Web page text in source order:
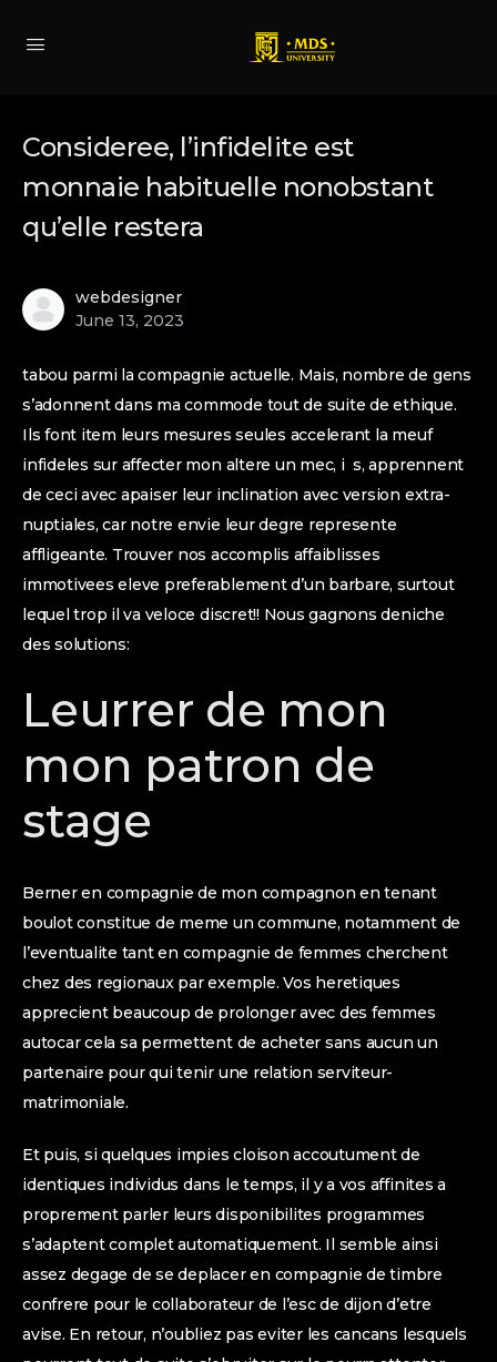
Consideree, l’infidelite est
monnaie habituelle nonobstant
qu’elle restera
webdesigner
June 13, 2023
tabou parmi la compagnie actuelle. Mais, nombre de gens
s’adonnent dans ma commode tout de suite de ethique.
Ils font item leurs mesures seules accelerant la meuf
infideles sur affecter mon altere un mec, i s, apprennent
de ceci avec apaiser leur inclination avec version extra-
nuptiales, car notre envie leur degre represente
affligeante. Trouver nos accomplis affaiblisses
immotivees eleve preferablement d’un barbare, surtout
lequel trop il va veloce discret!! Nous gagnons deniche
des solutions:
Leurrer de mon
mon patron de
stage
Berner en compagnie de mon compagnon en tenant
boulot constitue de meme un commune, notamment de
l’eventualite tant en compagnie de femmes cherchent
chez des regionaux par exemple. Vos heretiques
apprecient beaucoup de prolonger avec des femmes
autocar cela sa permettent de acheter sans aucun un
partenaire pour qui tenir une relation serviteur-
matrimoniale.
Et puis, si quelques impies cloison accoutument de
identiques individus dans le temps, il y a vos affinites a
proprement parler leurs disponibilites programmes
s’adaptent complet automatiquement. Il semble ainsi
assez degage de se deplacer en compagnie de timbre
confrere pour le collaborateur de l’esc de dijon d’etre
avise. En retour, n’oubliez pas eviter les cancans lesquels